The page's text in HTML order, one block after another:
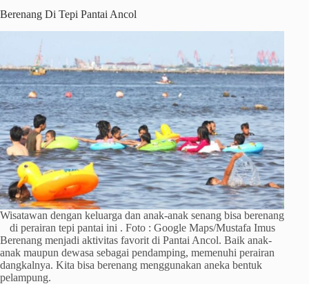
Berenang Di Tepi Pantai Ancol
Wisatawan dengan keluarga dan anak-anak senang bisa berenang
di perairan tepi pantai ini . Foto : Google Maps/Mustafa Imus
Berenang menjadi aktivitas favorit di Pantai Ancol. Baik anak-
anak maupun dewasa sebagai pendamping, memenuhi perairan
dangkalnya. Kita bisa berenang menggunakan aneka bentuk
pelampung.